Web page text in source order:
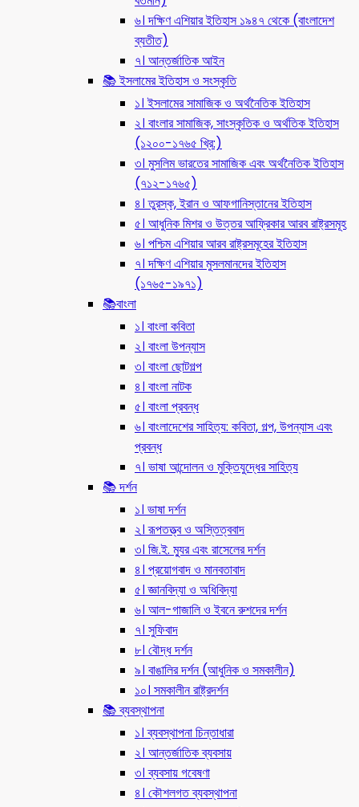
৬। দক্ষিণ এশিয়ার ইতিহাস ১৯৪৭ থেকে (বাংলাদেশ
ব্যতীত)
৭। আন্তর্জাতিক আইন
📚 ইসলামের ইতিহাস ও সংস্কৃতি
১। ইসলামের সামাজিক ও অর্থনৈতিক ইতিহাস
২। বাংলার সামাজিক, সাংস্কৃতিক ও অর্থতিক ইতিহাস
(১২০০-১৭৬৫ খ্রি:)
৩। মুসলিম ভারতের সামাজিক এবং অর্থনৈতিক ইতিহাস
(৭১২-১৭৬৫)
৪। তুরস্ক, ইরান ও আফগানিস্তানের ইতিহাস
৫। আধুনিক মিশর ও উত্তর আফ্রিকার আরব রাষ্ট্রসমূহ
৬। পশ্চিম এশিয়ার আরব রাষ্ট্রসমূহের ইতিহাস
৭। দক্ষিণ এশিয়ার মুসলমানদের ইতিহাস
(১৭৬৫-১৯৭১)
📚বাংলা
১। বাংলা কবিতা
২। বাংলা উপন্যাস
৩। বাংলা ছোটগল্প
৪। বাংলা নাটক
৫। বাংলা প্রবন্ধ
৬। বাংলাদেশের সাহিত্য: কবিতা, গল্প, উপন্যাস এবং
প্রবন্ধ
৭। ভাষা আন্দোলন ও মুক্তিযুদ্ধের সাহিত্য
📚 দর্শন
১। ভাষা দর্শন
২। রূপতত্ত্ব ও অস্তিত্ববাদ
৩। জি.ই. ম্যুর এবং রাসেলের দর্শন
৪। প্রয়োগবাদ ও মানবতাবাদ
৫। জ্ঞানবিদ্যা ও অধিবিদ্যা
৬। আল-গাজালি ও ইবনে রুশদের দর্শন
৭। সুফিবাদ
৮। বৌদ্ধ দর্শন
৯। বাঙালির দর্শন (আধুনিক ও সমকালীন)
১০। সমকালীন রাষ্ট্রদর্শন
📚 ব্যবস্থাপনা
১। ব্যবস্থাপনা চিন্তাধারা
২। আন্তর্জাতিক ব্যবসায়
৩। ব্যবসায় গবেষণা
৪। কৌশলগত ব্যবস্থাপনা